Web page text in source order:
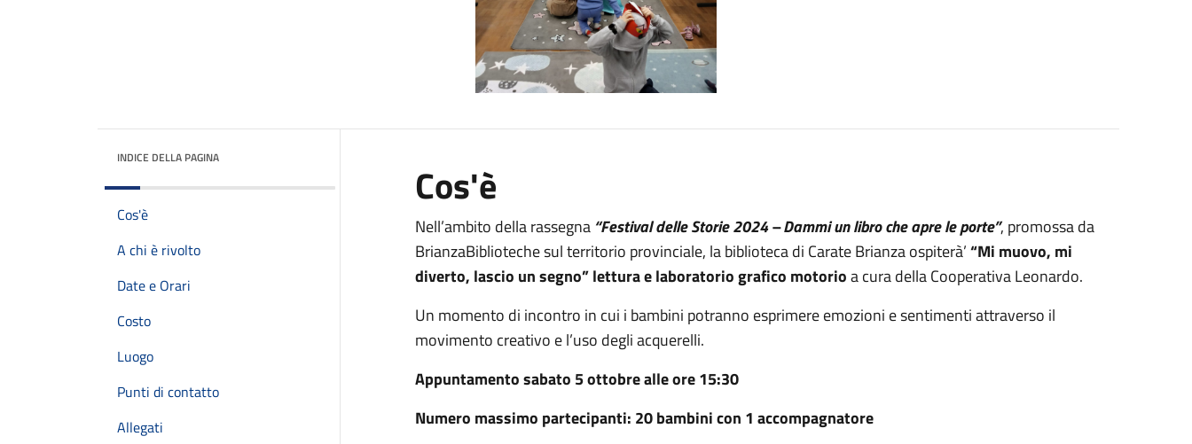
INDICE DELLA PAGINA
Cos'è
A chi è rivolto
Date e Orari
Costo
Luogo
Punti di contatto
Allegati
Cos'è
Nell’ambito della rassegna “Festival delle Storie 2024 – Dammi un libro che apre le porte”, promossa da
BrianzaBiblioteche sul territorio provinciale, la biblioteca di Carate Brianza ospiterà’“Mi muovo, mi
diverto, lascio un segno” lettura e laboratorio grafico motorioa cura della Cooperativa Leonardo.
Un momento di incontro in cui i bambini potranno esprimere emozioni e sentimenti attraverso il
movimento creativo e l’uso degli acquerelli.
Appuntamento sabato 5 ottobre alle ore 15:30
Numero massimo partecipanti: 20 bambini con 1 accompagnatore